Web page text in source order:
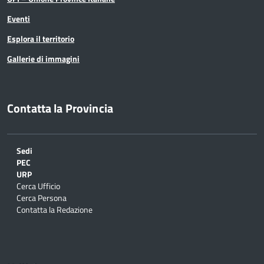
(Funzionario ed elevata qualificazione)
Istruttore Direttivo Ingegnere con E.Q.
(Funzionario ed elevata qualificazione)
con funzioni dirigenziali (Funzionario ed elevata
qualificazione)
Eventi
Esplora il territorio
Gallerie di immagini
Contatta la Provincia
Sedi
PEC
URP
Cerca Ufficio
Cerca Persona
Contatta la Redazione